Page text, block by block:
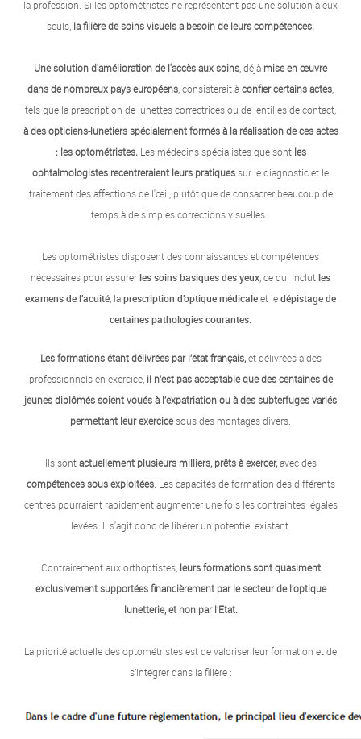
la profession. Si les optométristes ne représentent pas une solution à eux
seuls, la filière de soins visuels a besoin de leurs compétences.
Une solution d'amélioration de l'accès aux soins, déjà mise en œuvre
dans de nombreux pays européens, consisterait àconfier certains actes,
tels que la prescription de lunettes correctrices ou de lentilles de contact,
à des opticiens-lunetiers spécialement formés à la réalisation de ces actes
: les optométristes.Les médecins spécialistes que sontles
ophtalmologistes recentreraient leurs pratiquessur le diagnostic et le
traitement des affections de l'œil, plutôt que de consacrer beaucoup de
temps à de simples corrections visuelles.
Les optométristes disposent des connaissances et compétences
nécessaires pour assurerles soins basiques des yeux, ce qui inclutles
examens de l’acuité, laprescription d’optique médicaleet ledépistage de
certaines pathologies courantes.
Les formations étant délivrées par l’état français,et délivrées à des
professionnels en exercice, il n’est pas acceptable que des centaines de
jeunes diplômés soient voués à l’expatriation ou à des subterfuges variés
permettant leur exercicesous des montages divers.
Ils sontactuellement plusieurs milliers, prêts à exercer,avec des
compétences sous exploitées. Les capacités de formation des différents
centres pourraient rapidement augmenter une fois les contraintes légales
levées. Il s'agit donc de libérer un potentiel existant.
Contrairement aux orthoptistes, leurs formations sont quasiment
exclusivement supportées financièrement par le secteur de l’optique
lunetterie, et non par l’Etat.
La priorité actuelle des optométristes est de valoriser leur formation et de
s’intégrer dans la filière :